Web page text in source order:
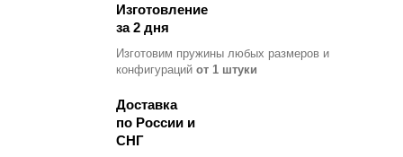
Изготовление
за 2 дня
Изготовим пружины любых размеров и
конфигураций от 1 штуки
Доставка
по России и
СНГ